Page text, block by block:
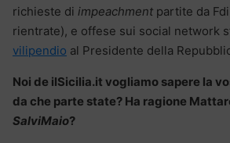
richieste di impeachment partite da
rientrate), e offese sui social network
vilipendio al Presidente della
Noi de ilSicilia.it vogliamo sapere la
da che parte state? Ha ragione
SalviMaio?